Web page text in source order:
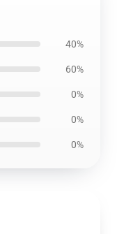
40%
60%
0%
0%
0%